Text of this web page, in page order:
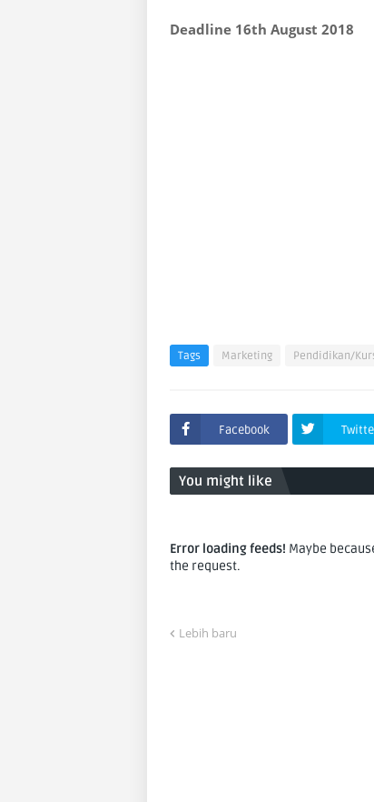
Deadline 16th August 2018
Tags Marketing Pendidikan/
Facebook
You might like
Error loading feeds! Maybe
the request.
Lebih baru